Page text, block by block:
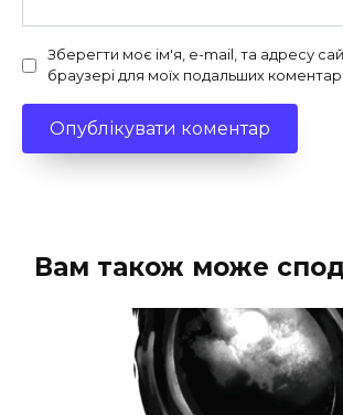
Зберегти моє ім'я, e-mail, та адресу
браузері для моїх подальших
Вам також може